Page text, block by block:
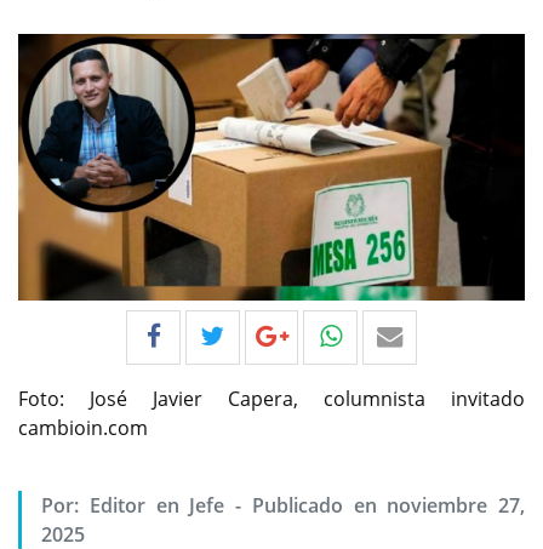
Foto: José Javier Capera, columnista invitado
cambioin.com
Por: Editor en Jefe - Publicado en noviembre 27,
2025